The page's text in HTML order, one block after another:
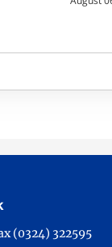
(0324) 322595